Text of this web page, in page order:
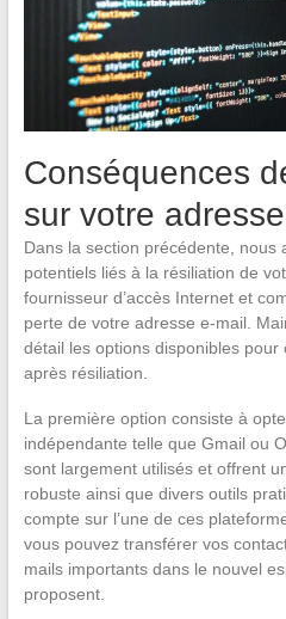
Conséquences
sur votre
Dans la section précédente, nous
potentiels liés à la résiliation de
fournisseur d’accès Internet et
perte de votre adresse e-mail.
détail les options disponibles
après résiliation.
La première option consiste à
indépendante telle que Gmail ou
sont largement utilisés et offrent
robuste ainsi que divers outils
compte sur l’une de ces
vous pouvez transférer vos
mails importants dans le nouvel
proposent.